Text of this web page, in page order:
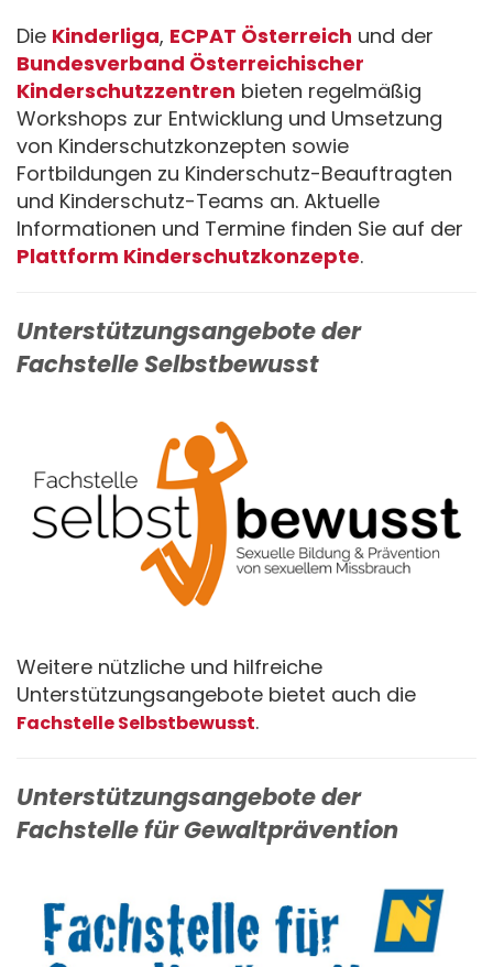
Die Kinderliga, ECPAT Österreich und der
Bundesverband Österreichischer
Kinderschutzzentren bieten regelmäßig
Workshops zur Entwicklung und Umsetzung
von Kinderschutzkonzepten sowie
Fortbildungen zu Kinderschutz-Beauftragten
und Kinderschutz-Teams an. Aktuelle
Informationen und Termine finden Sie auf der
Plattform Kinderschutzkonzepte.
Unterstützungsangebote der
Fachstelle Selbstbewusst
Weitere nützliche und hilfreiche
Unterstützungsangebote bietet auch die
Fachstelle Selbstbewusst.
Unterstützungsangebote der
Fachstelle für Gewaltprävention